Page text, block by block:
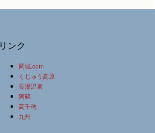
リンク
岡城.com
くじゅう高原
長湯温泉
阿蘇
高千穂
九州